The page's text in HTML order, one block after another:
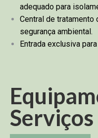
adequado para
Central de tratamento
segurança ambiental.
Entrada exclusiva
Serviços